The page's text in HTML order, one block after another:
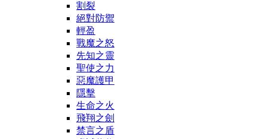
割裂
絕對防禦
輕盈
戰魔之怒
先知之靈
聖使之力
惡魔護甲
隱擊
生命之火
飛翔之劍
禁言之盾